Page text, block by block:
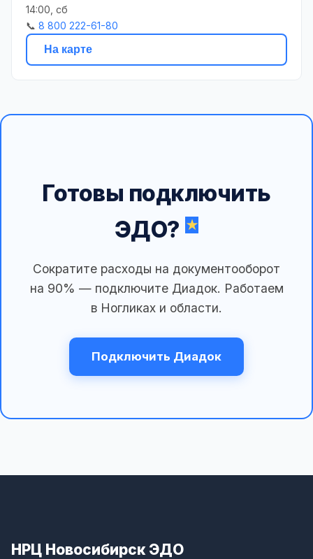
14:00, сб
📞 8 800 222-61-80
На карте
Готовы подключить
ЭДО?
Сократите расходы на документооборот
на 90% — подключите Диадок. Работаем
в Ногликах и области.
Подключить Диадок
НРЦ Новосибирск ЭДО